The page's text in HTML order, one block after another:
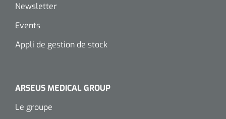
Newsletter
Events
Appli de gestion de stock
ARSEUS MEDICAL GROUP
Le groupe